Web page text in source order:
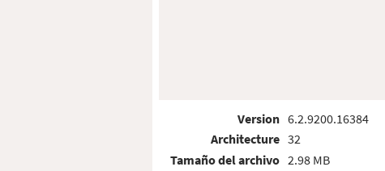
Version
Architecture
Tamaño del archivo
6.2.9200.16384
32
2.98 MB